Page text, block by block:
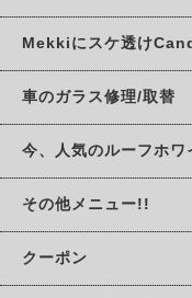
Mekkiにスケ透け
車のガラス修理/取替
今、人気のルーフホワ
その他メニュー!!
クーポン